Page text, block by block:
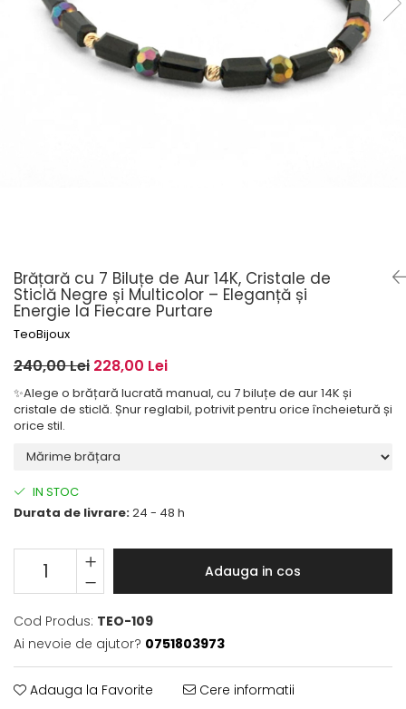
Brățară cu 7 Biluțe de Aur 14K, Cristale de
Sticlă Negre și Multicolor – Eleganță și
Energie la Fiecare Purtare
TeoBijoux
240,00 Lei 228,00 Lei
✨Alege o brățară lucrată manual, cu 7 biluțe de aur 14K și
cristale de sticlă. Șnur reglabil, potrivit pentru orice încheietură și
orice stil.
IN STOC
Durata de livrare:24 - 48 h
Adauga in cos
Cod Produs: TEO-109
Ai nevoie de ajutor? 0751803973
Adauga la Favorite Cere informatii